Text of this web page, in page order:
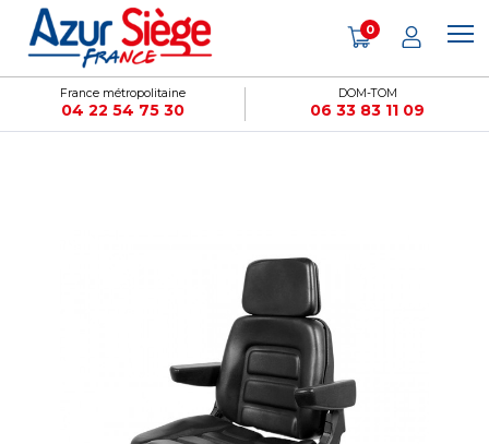
France métropolitaine
04 22 54 75 30
DOM-TOM
06 33 83 11 09
0
Panneau de gestion des cookies